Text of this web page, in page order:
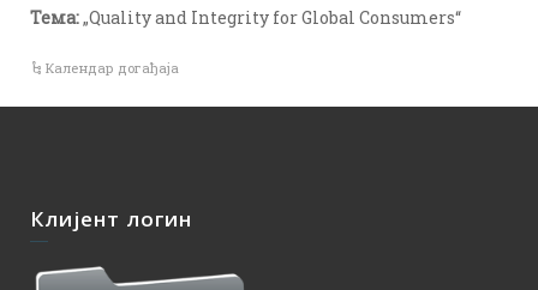
Тема:„Quality and Integrity for Global Consumers“
Календар догађаја
Клијент логин